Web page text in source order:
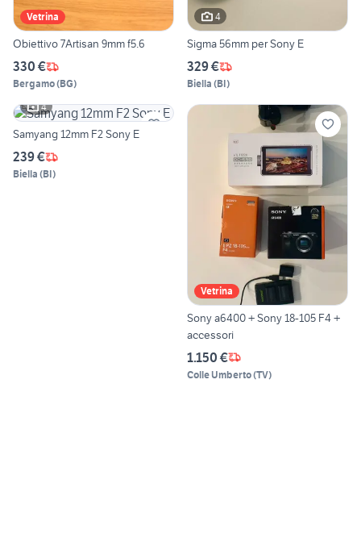
Vetrina
Obiettivo 7Artisan 9mm f5.6
330 €
Bergamo(BG)
4
Sigma 56mm per Sony E
329 €
Biella (BI)
4
Samyang 12mm F2 Sony E
239 €
Biella (BI)
Vetrina
Sony a6400 + Sony 18-105 F4 +
accessori
1.150 €
Colle Umberto(TV)